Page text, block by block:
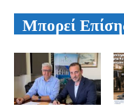
Μπορεί